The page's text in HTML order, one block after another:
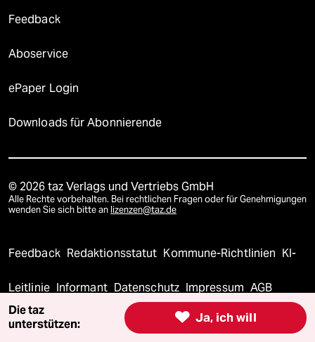
Feedback
Aboservice
ePaper Login
Downloads für Abonnierende
© 2026 taz Verlags und Vertriebs GmbH
Alle Rechte vorbehalten. Bei rechtlichen Fragen oder für Genehmigungen
wenden Sie sich bitte an lizenzen@taz.de
Feedback Redaktionsstatut Kommune-Richtlinien KI-
Leitlinie Informant Datenschutz Impressum AGB
Seitenwende Einwilligungen widerrufen (Ads)
 Ja, ich will
Die taz
unterstützen: